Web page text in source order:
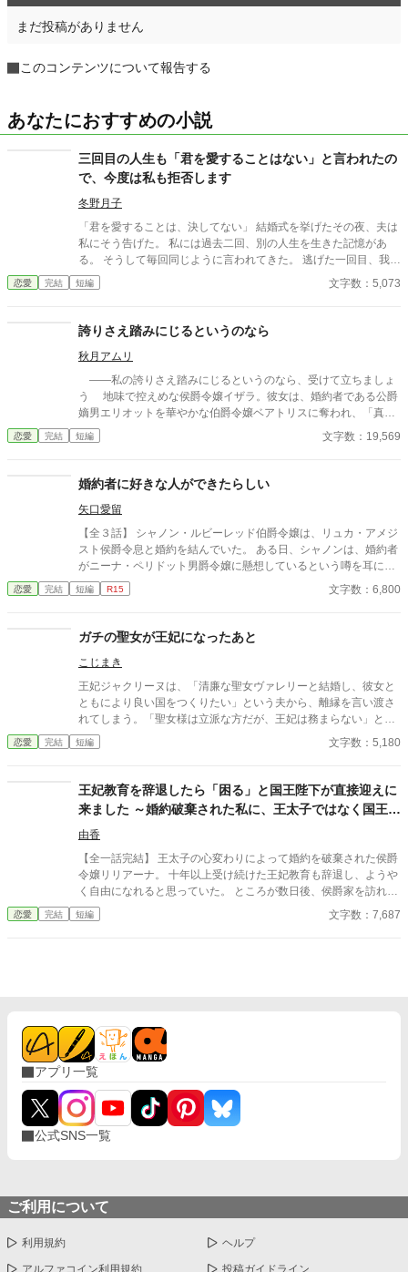
まだ投稿がありません
このコンテンツについて報告する
あなたにおすすめの小説
三回目の人生も「君を愛することはない」と言われたの
で、今度は私も拒否します
冬野月子
「君を愛することは、決してない」 結婚式を挙げたその夜、夫は
私にそう告げた。 私には過去二回、別の人生を生きた記憶があ
る。 そうして毎回同じように言われてきた。 逃げた一回目、我慢
した二回目。いずれも上手くいかなかった。 だから今回は。
恋愛 完結 短編 文字数：5,073
誇りさえ踏みにじるというのなら
秋月アムリ
――私の誇りさえ踏みにじるというのなら、受けて立ちましょ
う 地味で控えめな侯爵令嬢イザラ。彼女は、婚約者である公爵
嫡男エリオットを華やかな伯爵令嬢ベアトリスに奪われ、「真実
の愛」を見つけたという身勝手な理由で一方的に婚約破棄を突き
つけられる。 ベアトリスからは地味で退屈な女と公然と蔑ま
侯爵家の誇りを守るため不当な破棄を断固として拒否。たった一
人で反撃の証拠集めを開始する。 彼女が助力を求めたのは、社
交界から距離を置き、冷徹と噂される辺境伯アレクシス。彼は、
イザラの持つ鋼のような意志と冷静な知性を見抜き、彼女の非公
式な協力者となる。 しかし、そんな彼女を待っていたのは「辺
境伯と不貞を働いている」という、さらに悪質な濡れ衣だった―
恋愛 完結 短編 文字数：19,569
婚約者に好きな人ができたらしい
矢口愛留
【全３話】 シャノン・ルビーレッド伯爵令嬢は、リュカ・アメジ
スト侯爵令息と婚約を結んでいた。 ある日、シャノンは、婚約者
がニーナ・ペリドット男爵令嬢に懸想しているという噂を耳にす
る。 シャノンは断罪を回避するため、リュカとの婚約を円満に解
消しようとするが――。 ※ エブリスタに習作として掲載したもの
恋愛 完結 短編 R15 文字数：6,800
ガチの聖女が王妃になったあと
こじまき
王妃ジャクリーヌは、「清廉な聖女ヴァレリーと結婚し、彼女と
ともにより良い国をつくりたい」という夫から、離縁を言い渡さ
れてしまう。「聖女様は立派な方だが、王妃は務まらない」と二
人を諭すも否定され、廃妃となって隣国の公爵に嫁ぐことに。一
方ジャクリーヌの言葉を否定した国王は、次第に新しい王妃の言
けれども、王妃には向いていなかった。 ※小説家になろうにも投
稿しています。
恋愛 完結 短編 文字数：5,180
王妃教育を辞退したら「困る」と国王陛下が直接迎えに
来ました ～婚約破棄された私に、王太子ではなく国王陛
下が求婚してきます〜
由香
【全一話完結】 王太子の心変わりによって婚約を破棄された侯爵
令嬢リリアーナ。 十年以上受け続けた王妃教育も辞退し、ようや
く自由になれると思っていた。 ところが数日後、侯爵家を訪れた
のは国王陛下本人。 「王妃教育を辞退されると困る。私の妃にな
ってほしい」 努力を踏みにじった王太子はすべてを失い、選ばれ
恋愛 完結 短編 文字数：7,687
アプリ一覧
公式SNS一覧
ご利用について
利用規約 ヘルプ
アルファコイン利用規約 投稿ガイドライン